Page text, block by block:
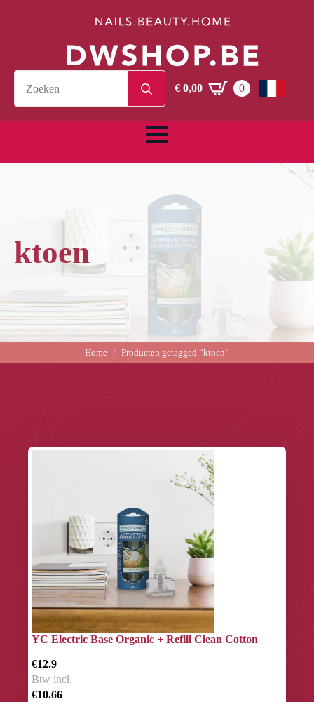
for:€0,00 0
ktoen
Home Producten getagged “ktoen”
YC Electric Base Organic + Refill Clean Cotton
€12.9
Btw incl.
€10.66